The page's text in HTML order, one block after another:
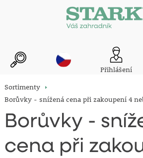
Přihlášení
Sortimenty
Borůvky - snížená cena při zakoupení 4
Borůvky -
cena při